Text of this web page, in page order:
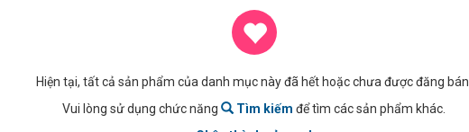
Hiện tại, tất cả sản phẩm của danh mục này đã hết hoặc chưa được đăng bán.
Vui lòng sử dụng chức năng
Tìm kiếm để tìm các sản phẩm khác.